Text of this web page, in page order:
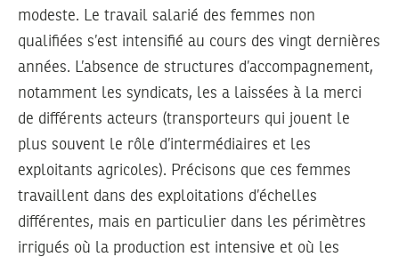
modeste. Le travail salarié des femmes non
qualifiées s’est intensifié au cours des vingt dernières
années. L’absence de structures d’accompagnement,
notamment les syndicats, les a laissées à la merci
de différents acteurs (transporteurs qui jouent le
plus souvent le rôle d’intermédiaires et les
exploitants agricoles). Précisons que ces femmes
travaillent dans des exploitations d’échelles
différentes, mais en particulier dans les périmètres
irrigués où la production est intensive et où les